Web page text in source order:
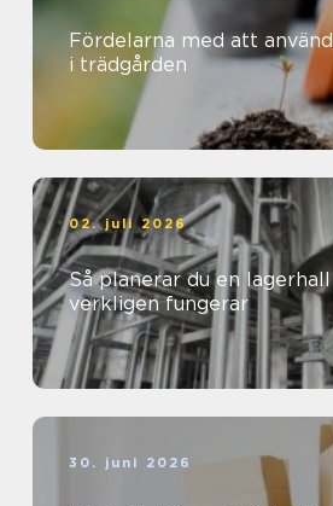
Fördelarna med att
i trädgården
02. juli 2026
Så planerar du en
verkligen fungerar
30. juni 2026